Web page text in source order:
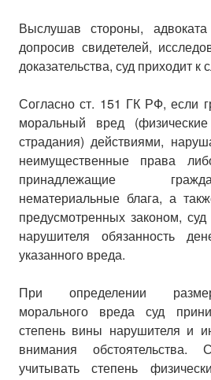
Выслушав стороны,
допросив свидетелей,
доказательства, суд приходит
Согласно ст. 151 ГК РФ, если
моральный вред
страдания) действиями,
неимущественные права
принадлежащие
нематериальные блага, а
предусмотренных законом,
нарушителя обязанность
указанного вреда.
При определении
морального вреда суд
степень вины нарушителя и
внимания
учитывать степень